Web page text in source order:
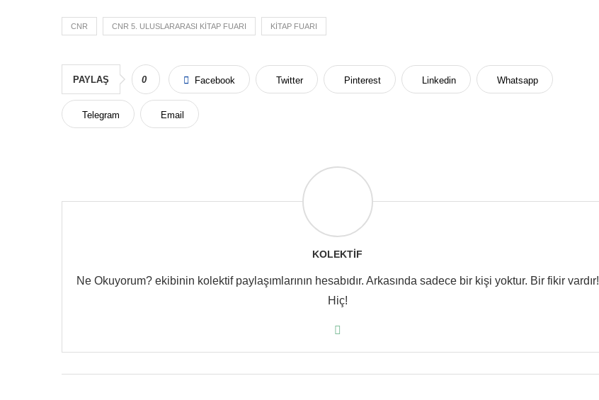
CNR CNR 5. ULUSLARARASI KITAP FUARI KITAP FUARI
PAYLAŞ 0 Facebook Twitter Pinterest Linkedin Whatsapp
Telegram Email
KOLEKTIF
Ne Okuyorum? ekibinin kolektif paylaşımlarının hesabıdır. Arkasında sadece bir kişi yoktur. Bir fikir vardır!
Hiç!